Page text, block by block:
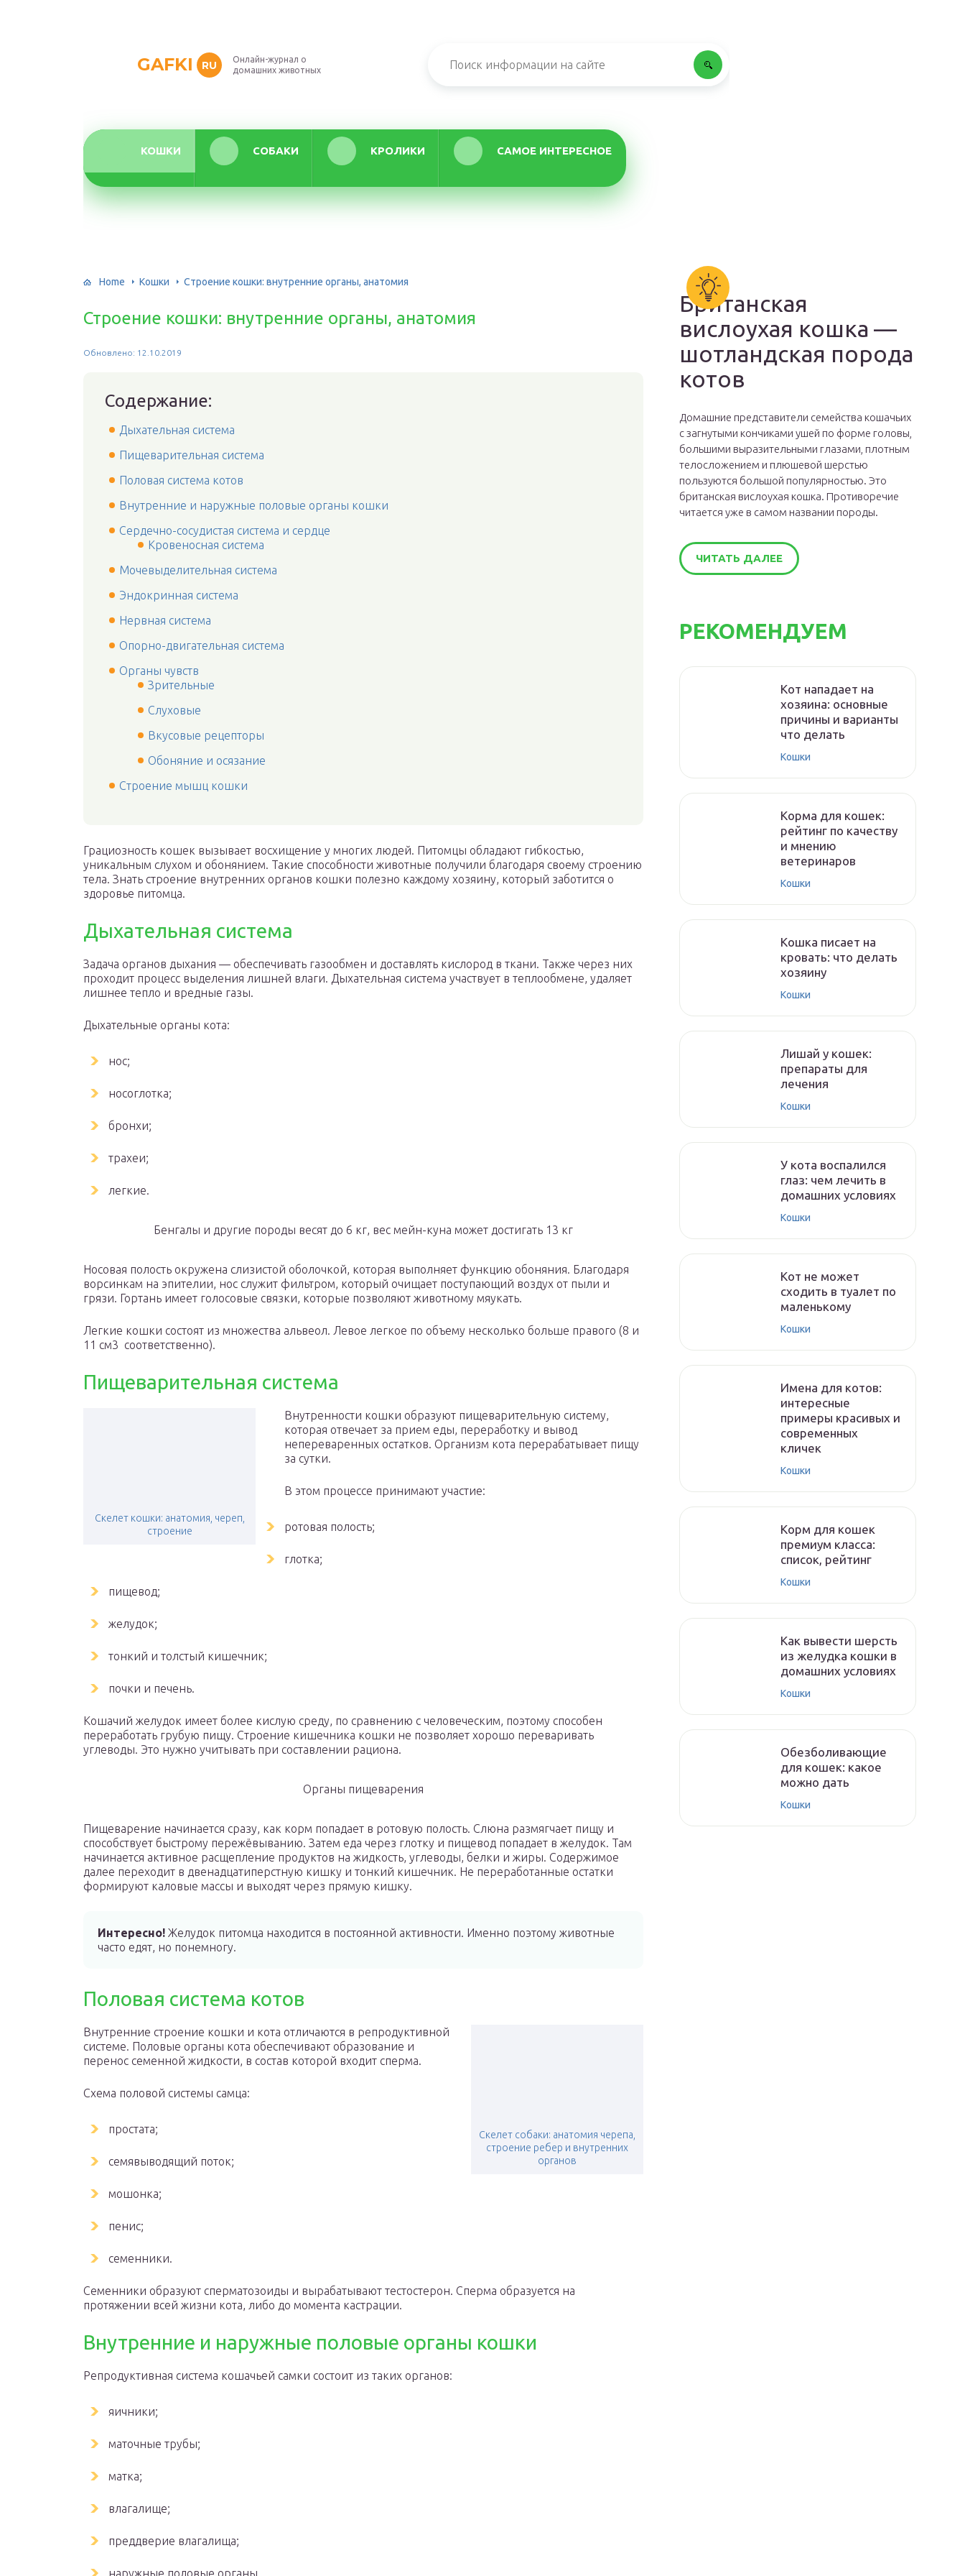
GAFKI RU
Онлайн-журнал о
домашних животных
КОШКИ СОБАКИ КРОЛИКИ САМОЕ ИНТЕРЕСНОЕ
Home Кошки Строение кошки: внутренние органы, анатомия
Строение кошки: внутренние органы, анатомия
Обновлено: 12.10.2019
Содержание:
Дыхательная система
Пищеварительная система
Половая система котов
Внутренние и наружные половые органы кошки
Сердечно-сосудистая система и сердце
Кровеносная система
Мочевыделительная система
Эндокринная система
Нервная система
Опорно-двигательная система
Органы чувств
Зрительные
Слуховые
Вкусовые рецепторы
Обоняние и осязание
Строение мышц кошки
Грациозность кошек вызывает восхищение у многих людей. Питомцы обладают гибкостью,
уникальным слухом и обонянием. Такие способности животные получили благодаря своему строению
тела. Знать строение внутренних органов кошки полезно каждому хозяину, который заботится о
здоровье питомца.
Дыхательная система
Задача органов дыхания — обеспечивать газообмен и доставлять кислород в ткани. Также через них
проходит процесс выделения лишней влаги. Дыхательная система участвует в теплообмене, удаляет
лишнее тепло и вредные газы.
Дыхательные органы кота:
нос;
носоглотка;
бронхи;
трахеи;
легкие.
Бенгалы и другие породы весят до 6 кг, вес мейн-куна может достигать 13 кг
Носовая полость окружена слизистой оболочкой, которая выполняет функцию обоняния. Благодаря
ворсинкам на эпителии, нос служит фильтром, который очищает поступающий воздух от пыли и
грязи. Гортань имеет голосовые связки, которые позволяют животному мяукать.
Легкие кошки состоят из множества альвеол. Левое легкое по объему несколько больше правого (8 и
11 см3 соответственно).
Пищеварительная система
Скелет кошки: анатомия, череп,
строение
Внутренности кошки образуют пищеварительную систему,
которая отвечает за прием еды, переработку и вывод
непереваренных остатков. Организм кота перерабатывает пищу
за сутки.
В этом процессе принимают участие:
ротовая полость;
глотка;
пищевод;
желудок;
тонкий и толстый кишечник;
почки и печень.
Кошачий желудок имеет более кислую среду, по сравнению с человеческим, поэтому способен
переработать грубую пищу. Строение кишечника кошки не позволяет хорошо переваривать
углеводы. Это нужно учитывать при составлении рациона.
Органы пищеварения
Пищеварение начинается сразу, как корм попадает в ротовую полость. Слюна размягчает пищу и
способствует быстрому пережёвыванию. Затем еда через глотку и пищевод попадает в желудок. Там
начинается активное расщепление продуктов на жидкость, углеводы, белки и жиры. Содержимое
далее переходит в двенадцатиперстную кишку и тонкий кишечник. Не переработанные остатки
формируют каловые массы и выходят через прямую кишку.
Интересно! Желудок питомца находится в постоянной активности. Именно поэтому животные
часто едят, но понемногу.
Половая система котов
Скелет собаки: анатомия черепа,
строение ребер и внутренних
органов
Внутренние строение кошки и кота отличаются в репродуктивной
системе. Половые органы кота обеспечивают образование и
перенос семенной жидкости, в состав которой входит сперма.
Схема половой системы самца:
простата;
семявыводящий поток;
мошонка;
пенис;
семенники.
Семенники образуют сперматозоиды и вырабатывают тестостерон. Сперма образуется на
протяжении всей жизни кота, либо до момента кастрации.
Внутренние и наружные половые органы кошки
Репродуктивная система кошачьей самки состоит из таких органов:
яичники;
маточные трубы;
матка;
влагалище;
преддверие влагалища;
наружные половые органы.
Британская
вислоухая кошка —
шотландская порода
котов
Домашние представители семейства кошачьих
с загнутыми кончиками ушей по форме головы,
большими выразительными глазами, плотным
телосложением и плюшевой шерстью
пользуются большой популярностью. Это
британская вислоухая кошка. Противоречие
читается уже в самом названии породы.
ЧИТАТЬ ДАЛЕЕ
РЕКОМЕНДУЕМ
Кот нападает на
хозяина: основные
причины и варианты
что делать
Кошки
Корма для кошек:
рейтинг по качеству
и мнению
ветеринаров
Кошки
Кошка писает на
кровать: что делать
хозяину
Кошки
Лишай у кошек:
препараты для
лечения
Кошки
У кота воспалился
глаз: чем лечить в
домашних условиях
Кошки
Кот не может
сходить в туалет по
маленькому
Кошки
Имена для котов:
интересные
примеры красивых и
современных
кличек
Кошки
Корм для кошек
премиум класса:
список, рейтинг
Кошки
Как вывести шерсть
из желудка кошки в
домашних условиях
Кошки
Обезболивающие
для кошек: какое
можно дать
Кошки